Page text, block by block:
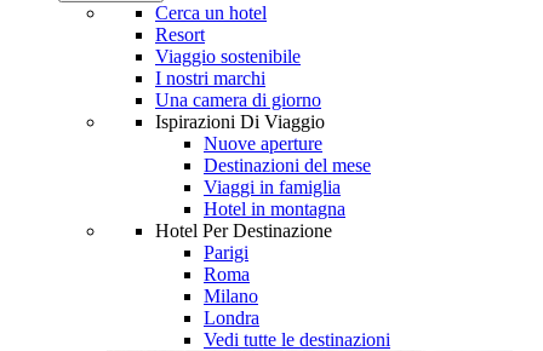
Cerca un hotel
Resort
Viaggio sostenibile
I nostri marchi
Una camera di giorno
Ispirazioni Di Viaggio
Nuove aperture
Destinazioni del mese
Viaggi in famiglia
Hotel in montagna
Hotel Per Destinazione
Parigi
Roma
Milano
Londra
Vedi tutte le destinazioni